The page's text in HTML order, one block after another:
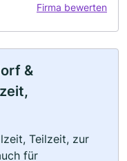
Firma bewerten
&
Teilzeit, zur
für